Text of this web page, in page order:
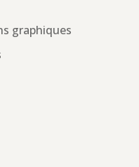
graphiques